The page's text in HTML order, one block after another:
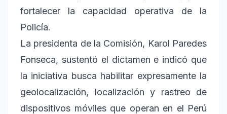
fortalecer la capacidad operativa de la
Policía.
La presidenta de la Comisión, Karol Paredes
Fonseca, sustentó el dictamen e indicó que
la iniciativa busca habilitar expresamente la
geolocalización, localización y rastreo de
dispositivos móviles que operan en el Perú